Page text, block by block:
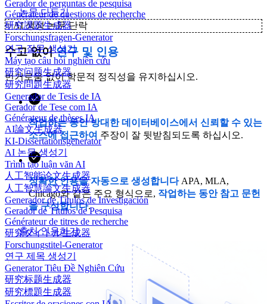
Gerador de perguntas de pesquisa
Générateur de questions de recherche
研究課題生成器
Forschungsfragen-Generator
연구 질문 생성기
Máy tạo câu hỏi nghiên cứu
研究问题生成器
研究問題生成器
Generador de Tesis de IA
Gerador de Tese com IA
Générateur de thèses IA
AI論文生成器
KI-Dissertationsgenerator
AI 논문 생성기
Trình tạo luận văn AI
人工智能论文生成器
人工智慧論文生成器
Generador de Títulos de Investigación
Gerador de Títulos de Pesquisa
Générateur de titres de recherche
研究タイトル生成器
Forschungstitel-Generator
연구 제목 생성기
Generator Tiêu Đề Nghiên Cứu
研究标题生成器
研究標題生成器
논문 다듬기
✨AI 생성 논문 단락
수고 없이연구 및 인용
번거로움 없이 학문적 정직성을 유지하십시오.
작업하는 동안 방대한 데이터베이스에서 신뢰할 수 있는
소스에 접근하여 주장이 잘 뒷받침되도록 하십시오.
정확한 인용을 자동으로 생성합니다APA, MLA,
Chicago와 같은 주요 형식으로, 작업하는 동안 참고 문헌
을 구성합니다.
출처 인용하기